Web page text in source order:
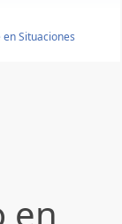
Situaciones
en